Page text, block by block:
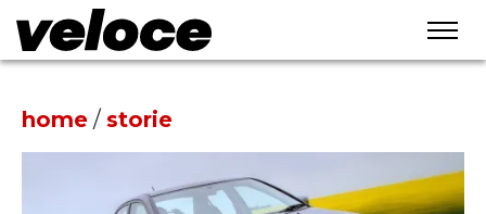
home / storie